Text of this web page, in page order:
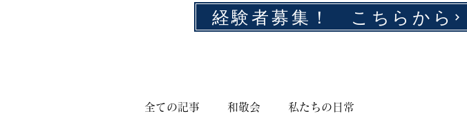
経験者募集！ こちらから
全ての記事 和敬会 私たちの日常